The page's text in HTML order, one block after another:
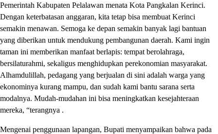
Pemerintah Kabupaten Pelalawan menata Kota Pangkalan Kerinci.
Dengan keterbatasan anggaran, kita tetap bisa membuat Kerinci
semakin menawan. Semoga ke depan semakin banyak lagi bantuan
yang diberikan untuk mendukung pembangunan daerah. Kami ingin
taman ini memberikan manfaat berlapis: tempat berolahraga,
bersilaturahmi, sekaligus menghidupkan perekonomian masyarakat.
Alhamdulillah, pedagang yang berjualan di sini adalah warga yang
ekonominya kurang mampu, dan sudah kami bantu sarana serta
modalnya. Mudah-mudahan ini bisa meningkatkan kesejahteraan
mereka, “terangnya .
Mengenai penggunaan lapangan, Bupati menyampaikan bahwa pada